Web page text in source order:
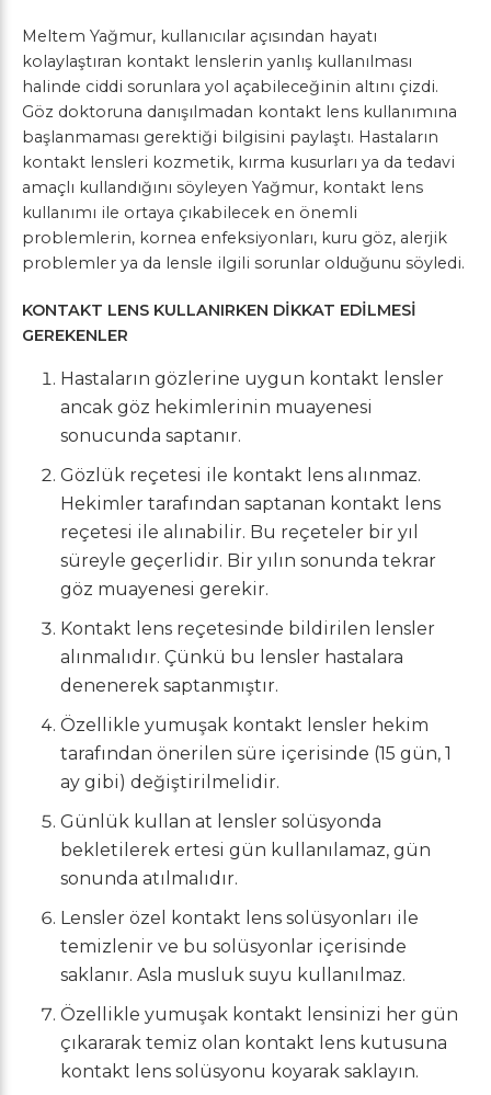
Meltem Yağmur, kullanıcılar açısından hayatı
kolaylaştıran kontakt lenslerin yanlış kullanılması
halinde ciddi sorunlara yol açabileceğinin altını çizdi.
Göz doktoruna danışılmadan kontakt lens kullanımına
başlanmaması gerektiği bilgisini paylaştı. Hastaların
kontakt lensleri kozmetik, kırma kusurları ya da tedavi
amaçlı kullandığını söyleyen Yağmur, kontakt lens
kullanımı ile ortaya çıkabilecek en önemli
problemlerin, kornea enfeksiyonları, kuru göz, alerjik
problemler ya da lensle ilgili sorunlar olduğunu söyledi.
KONTAKT LENS KULLANIRKEN DİKKAT EDİLMESİ
GEREKENLER
Hastaların gözlerine uygun kontakt lensler
ancak göz hekimlerinin muayenesi
sonucunda saptanır.
Gözlük reçetesi ile kontakt lens alınmaz.
Hekimler tarafından saptanan kontakt lens
reçetesi ile alınabilir. Bu reçeteler bir yıl
süreyle geçerlidir. Bir yılın sonunda tekrar
göz muayenesi gerekir.
Kontakt lens reçetesinde bildirilen lensler
alınmalıdır. Çünkü bu lensler hastalara
denenerek saptanmıştır.
Özellikle yumuşak kontakt lensler hekim
tarafından önerilen süre içerisinde (15 gün, 1
ay gibi) değiştirilmelidir.
Günlük kullan at lensler solüsyonda
bekletilerek ertesi gün kullanılamaz, gün
sonunda atılmalıdır.
Lensler özel kontakt lens solüsyonları ile
temizlenir ve bu solüsyonlar içerisinde
saklanır. Asla musluk suyu kullanılmaz.
Özellikle yumuşak kontakt lensinizi her gün
çıkararak temiz olan kontakt lens kutusuna
kontakt lens solüsyonu koyarak saklayın.